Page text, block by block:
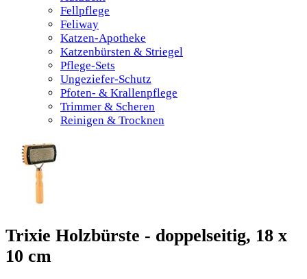
Fellpflege
Feliway
Katzen-Apotheke
Katzenbürsten & Striegel
Pflege-Sets
Ungeziefer-Schutz
Pfoten- & Krallenpflege
Trimmer & Scheren
Reinigen & Trocknen
Trixie Holzbürste - doppelseitig, 18 x
10 cm